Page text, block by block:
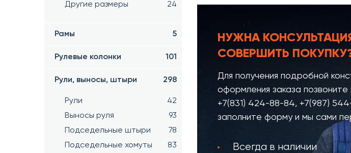
Другие размеры
24
Рамы 5
Рулевые колонки 101
Рули, выносы, штыри 298
Рули
42
Выносы руля
93
Подседельные штыри
78
Подседельные хомуты
83
НУЖНА
СОВЕРШИТЬ
Для получения подробной
оформления заказа
+7(831) 424-88-84, +7(987)
заполните форму и мы сами
Всегда в наличии